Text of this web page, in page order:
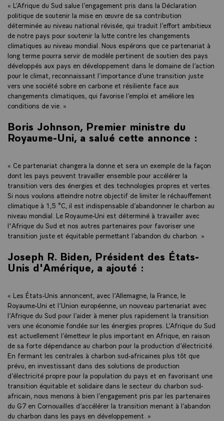
« L’Afrique du Sud salue l’engagement pris dans la Déclaration
politique de soutenir la mise en œuvre de sa contribution
déterminée au niveau national révisée, qui traduit l’effort ambitieux
de notre pays pour soutenir la lutte contre les changements
climatiques au niveau mondial. Nous espérons que ce partenariat à
long terme pourra servir de modèle pertinent de soutien des pays
développés aux pays en développement dans le domaine de l’action
pour le climat, reconnaissant l’importance d’une transition juste
vers une société sobre en carbone et résiliente face aux
changements climatiques, qui favorise l’emploi et améliore les
conditions de vie. »
Boris Johnson, Premier ministre du
Royaume-Uni, a salué cette annonce :
« Ce partenariat changera la donne et sera un exemple de la façon
dont les pays peuvent travailler ensemble pour accélérer la
transition vers des énergies et des technologies propres et vertes.
Si nous voulons atteindre notre objectif de limiter le réchauffement
climatique à 1,5 °C, il est indispensable d’abandonner le charbon au
niveau mondial. Le Royaume-Uni est déterminé à travailler avec
l'Afrique du Sud et nos autres partenaires pour favoriser une
transition juste et équitable permettant l’abandon du charbon. »
Joseph R. Biden, Président des États-
Unis d'Amérique, a ajouté :
« Les États-Unis annoncent, avec l’Allemagne, la France, le
Royaume-Uni et l’Union européenne, un nouveau partenariat avec
l’Afrique du Sud pour l’aider à mener plus rapidement la transition
vers une économie fondée sur les énergies propres. L’Afrique du Sud
est actuellement l’émetteur le plus important en Afrique, en raison
de sa forte dépendance au charbon pour la production d’électricité.
En fermant les centrales à charbon sud-africaines plus tôt que
prévu, en investissant dans des solutions de production
d’électricité propre pour la population du pays et en favorisant une
transition équitable et solidaire dans le secteur du charbon sud-
africain, nous menons à bien l’engagement pris par les partenaires
du G7 en Cornouailles d’accélérer la transition menant à l’abandon
du charbon dans les pays en développement. »